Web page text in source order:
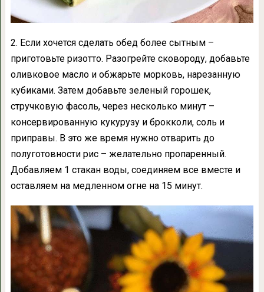
2. Если хочется сделать обед более сытным –
приготовьте ризотто. Разогрейте сковороду, добавьте
оливковое масло и обжарьте морковь, нарезанную
кубиками. Затем добавьте зеленый горошек,
стручковую фасоль, через несколько минут –
консервированную кукурузу и брокколи, соль и
приправы. В это же время нужно отварить до
полуготовности рис – желательно пропаренный.
Добавляем 1 стакан воды, соединяем все вместе и
оставляем на медленном огне на 15 минут.